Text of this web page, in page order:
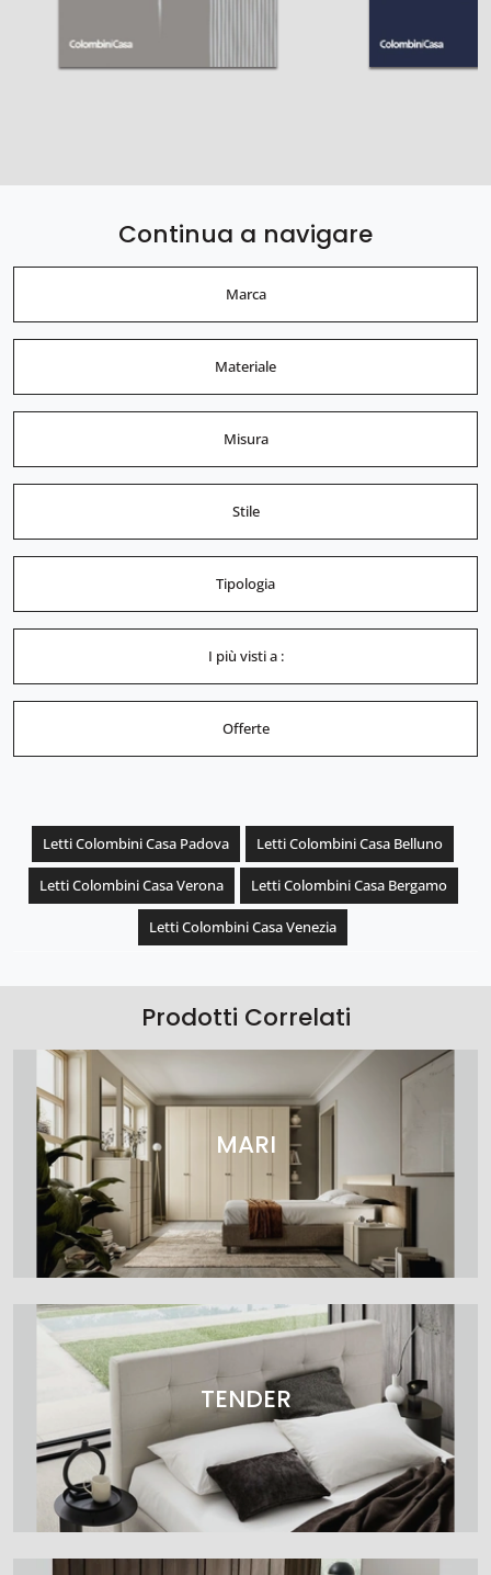
Continua a navigare
Marca
Materiale
Misura
Stile
Tipologia
I più visti a :
Offerte
Letti Colombini Casa Padova Letti Colombini Casa Belluno
Letti Colombini Casa Verona Letti Colombini Casa Bergamo
Letti Colombini Casa Venezia
Prodotti Correlati
MARI
TENDER